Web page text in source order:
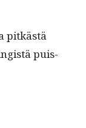
pitkästä
puis­